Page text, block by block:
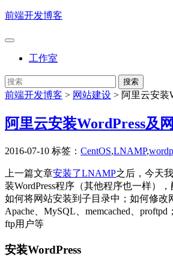
前端开发博客
工作室
前端开发博客 > 网站建设 > 阿里云安装
阿里云安装WordPress及
2016-07-10 标签： CentOS,LNAMP,
上一篇文章安装了LNAMP之后，今天
装WordPress程序（其他程序也一样）
如何将网站安装到子目录中；如何修改
Apache、MySQL、memcached、
ftp用户等
安装WordPress